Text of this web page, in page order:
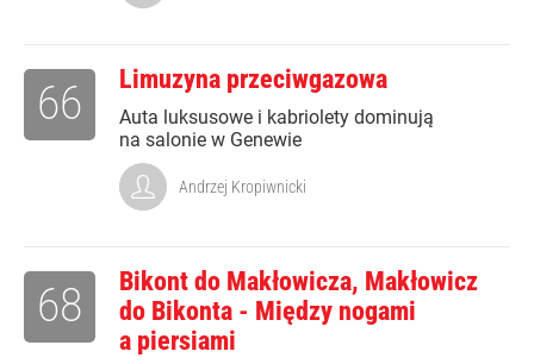
Limuzyna przeciwgazowa
Auta luksusowe i kabriolety dominują
na salonie w Genewie
66
Andrzej Kropiwnicki
Bikont do Makłowicza, Makłowicz
do Bikonta - Między nogami
a piersiami
68